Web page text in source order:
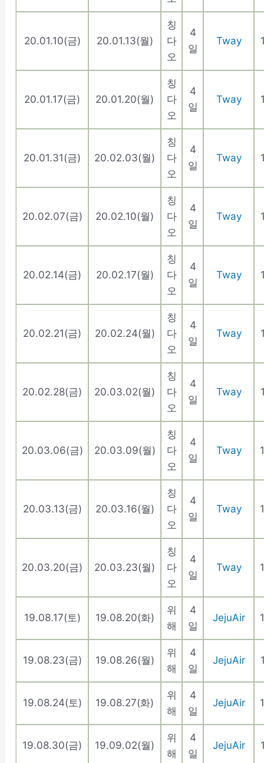
20.01.10(금) 20.01.13(월)
칭
다
오
4
일
Tway
20.01.17(금) 20.01.20(월)
칭
다
오
4
일
Tway
20.01.31(금) 20.02.03(월)
칭
다
오
4
일
Tway
20.02.07(금) 20.02.10(월)
칭
다
오
4
일
Tway
20.02.14(금) 20.02.17(월)
칭
다
오
4
일
Tway
20.02.21(금) 20.02.24(월)
칭
다
오
4
일
Tway
20.02.28(금) 20.03.02(월)
칭
다
오
4
일
Tway
20.03.06(금) 20.03.09(월)
칭
다
오
4
일
Tway
20.03.13(금) 20.03.16(월)
칭
다
오
4
일
Tway
20.03.20(금) 20.03.23(월)
칭
다
오
4
일
Tway
19.08.17(토) 19.08.20(화)
위
해
4
일
JejuAir
19.08.23(금) 19.08.26(월)
위
해
4
일
JejuAir
19.08.24(토) 19.08.27(화)
위
해
4
일
JejuAir
19.08.30(금) 19.09.02(월)
위
해
4
일
JejuAir